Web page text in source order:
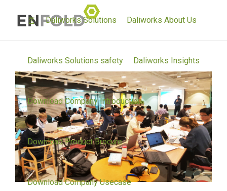
홈 Daliworks Solutions Daliworks About Us
Daliworks Solutions safety Daliworks Insights
Download Company Introduction
Download Product Brocure
Download Company Usecase